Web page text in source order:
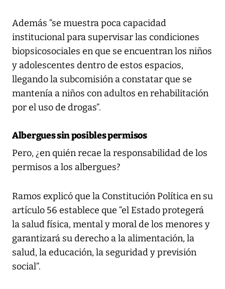
Además “se muestra poca capacidad
institucional para supervisar las condiciones
biopsicosociales en que se encuentran los niños
y adolescentes dentro de estos espacios,
llegando la subcomisión a constatar que se
mantenía a niños con adultos en rehabilitación
por el uso de drogas”.
Albergues sin posibles permisos
Pero, ¿en quién recae la responsabilidad de los
permisos a los albergues?
Ramos explicó que la Constitución Política en su
artículo 56 establece que “el Estado protegerá
la salud física, mental y moral de los menores y
garantizará su derecho a la alimentación, la
salud, la educación, la seguridad y previsión
social”.